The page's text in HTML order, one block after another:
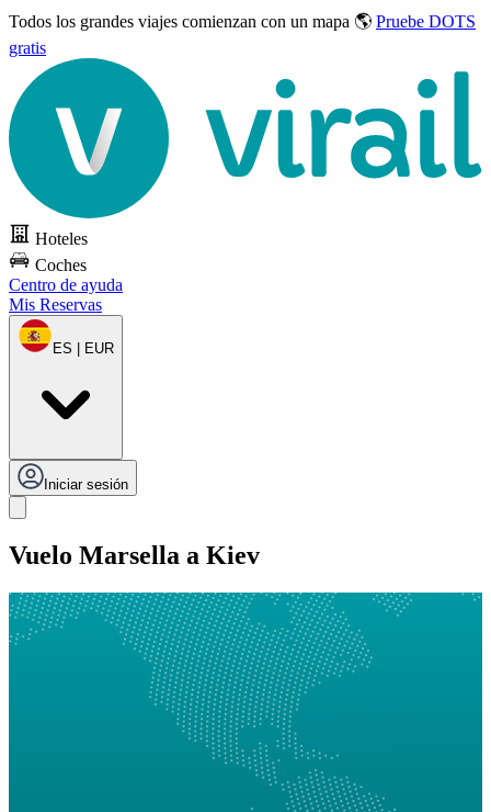
Todos los grandes viajes comienzan con un mapa 🌎 Pruebe DOTS
gratis
Hoteles
Coches
Centro de ayuda
Mis Reservas
ES | EUR
Iniciar sesión
Vuelo Marsella a Kiev